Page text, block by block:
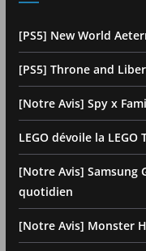
[PS5] New World
[PS5] Throne and
[Notre Avis] Spy x
LEGO dévoile la LEGO
[Notre Avis] Samsung
quotidien
[Notre Avis] Monster